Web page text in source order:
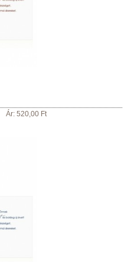
Ár: 520,00 Ft